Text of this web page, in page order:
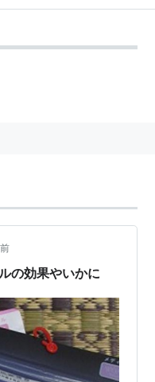
の効果やいかに